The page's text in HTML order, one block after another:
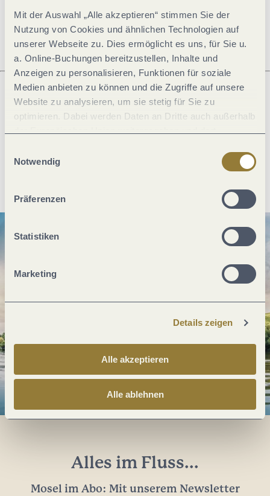
Mit der Auswahl „Alle akzeptieren“ stimmen Sie der
Nutzung von Cookies und ähnlichen Technologien auf
unserer Webseite zu. Dies ermöglicht es uns, für Sie u.
a. Online-Buchungen bereitzustellen, Inhalte und
Anzeigen zu personalisieren, Funktionen für soziale
Medien anbieten zu können und die Zugriffe auf unsere
Website zu analysieren, um sie stetig für Sie zu
optimieren. Dabei werden Daten an Dritte auch außerhalb
jederzeit widerrufen werden. Mit der Auswahl "Alle
ablehnen" kann es zu Beeinträchtigungen in der Nutzung
Notwendig
Präferenzen
Statistiken
Marketing
Details zeigen
Alle akzeptieren
Alle ablehnen
Öffnungszeiten
Was möchtest du als nächstes tun?
PDF erzeugen
Alles im Fluss...
Mosel im Abo: Mit unserem Newsletter